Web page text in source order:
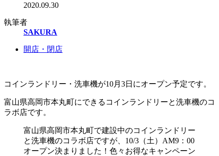
2020.09.30
執筆者
SAKURA
開店・閉店
コインランドリー・洗車機が10月3日にオープン予定です。
富山県高岡市本丸町にできるコインランドリーと洗車機のコ
ラボ店です。
富山県高岡市本丸町で建設中のコインランドリー
と洗車機のコラボ店ですが、10/3（土）AM9：00
オープン決まりました！色々お得なキャンペーン